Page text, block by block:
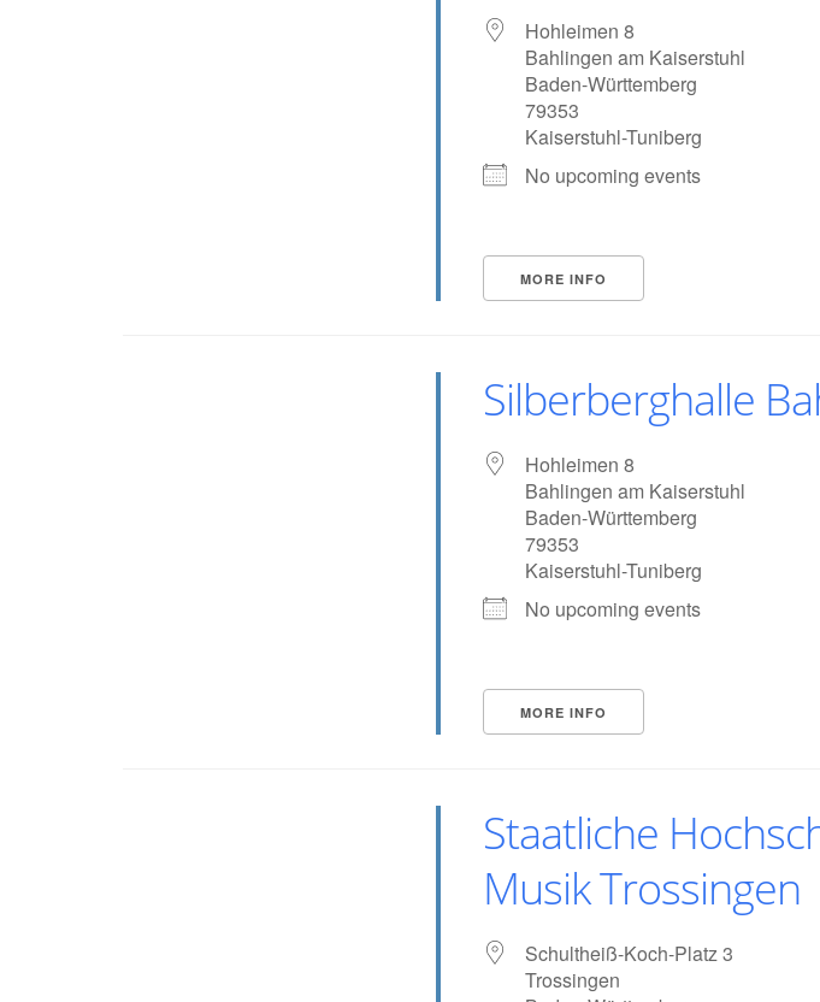
Hohleimen 8
Bahlingen am Kaiserstuhl
Baden-Württemberg
79353
Kaiserstuhl-Tuniberg
No upcoming events
MORE INFO
Silberberghalle
Hohleimen 8
Bahlingen am Kaiserstuhl
Baden-Württemberg
79353
Kaiserstuhl-Tuniberg
No upcoming events
MORE INFO
Staatliche
Musik Trossingen
Schultheiß-Koch-Platz 3
Trossingen